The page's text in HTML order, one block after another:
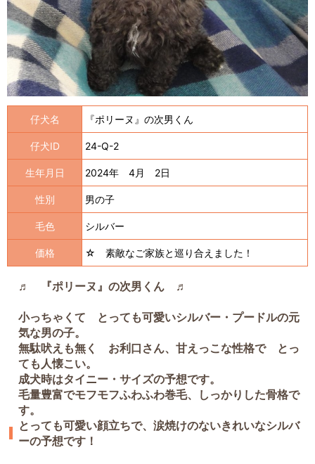
仔犬名 『ポリーヌ』の次男くん
仔犬ID 24-Q-2
生年月日 2024年 4月 2日
性別 男の子
毛色 シルバー
価格 ☆ 素敵なご家族と巡り合えました！
♬ 『ポリーヌ』の次男くん ♬
小っちゃくて とっても可愛いシルバー・プードルの元
気な男の子。
無駄吠えも無く お利口さん、甘えっこな性格で とっ
ても人懐こい。
成犬時はタイニー・サイズの予想です。
毛量豊富でモフモフふわふわ巻毛、しっかりした骨格で
す。
とっても可愛い顔立ちで、涙焼けのないきれいなシルバ
ーの予想です！